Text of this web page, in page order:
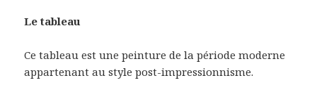
Le tableau
Ce tableau est une peinture de la période moderne
appartenant au style post-impressionnisme.